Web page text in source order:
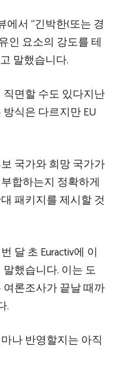
에서 “긴박한(또는 경
인 요소의 강도를 테
말했습니다.
면할 수도 있다지난
식은 다르지만 EU
국가와 희망 국가가
합하는지 정확하게
패키지를 제시할 것
달 초 Euractiv에 이
했습니다. 이는 도
론조사가 끝날 때까
.
나 반영할지는 아직